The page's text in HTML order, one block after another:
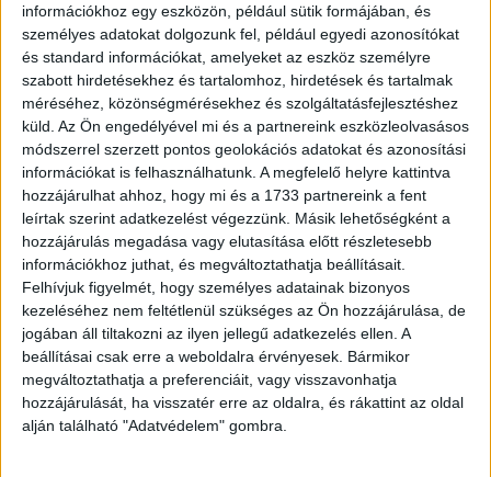
információkhoz egy eszközön, például sütik formájában, és
személyes adatokat dolgozunk fel, például egyedi azonosítókat
és standard információkat, amelyeket az eszköz személyre
szabott hirdetésekhez és tartalomhoz, hirdetések és tartalmak
méréséhez, közönségmérésekhez és szolgáltatásfejlesztéshez
küld. Az Ön engedélyével mi és a partnereink eszközleolvasásos
módszerrel szerzett pontos geolokációs adatokat és azonosítási
információkat is felhasználhatunk. A megfelelő helyre kattintva
hozzájárulhat ahhoz, hogy mi és a 1733 partnereink a fent
leírtak szerint adatkezelést végezzünk. Másik lehetőségként a
hozzájárulás megadása vagy elutasítása előtt részletesebb
információkhoz juthat, és megváltoztathatja beállításait.
Felhívjuk figyelmét, hogy személyes adatainak bizonyos
kezeléséhez nem feltétlenül szükséges az Ön hozzájárulása, de
jogában áll tiltakozni az ilyen jellegű adatkezelés ellen. A
beállításai csak erre a weboldalra érvényesek. Bármikor
megváltoztathatja a preferenciáit, vagy visszavonhatja
hozzájárulását, ha visszatér erre az oldalra, és rákattint az oldal
alján található "Adatvédelem" gombra.